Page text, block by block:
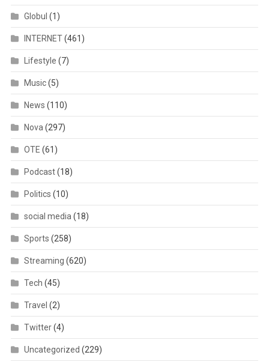
Globul (1)
INTERNET(461)
Lifestyle (7)
Music(5)
News (110)
Nova(297)
OTE (61)
Podcast(18)
Politics (10)
social media(18)
Sports (258)
Streaming (620)
Tech (45)
Travel (2)
Twitter(4)
Uncategorized (229)